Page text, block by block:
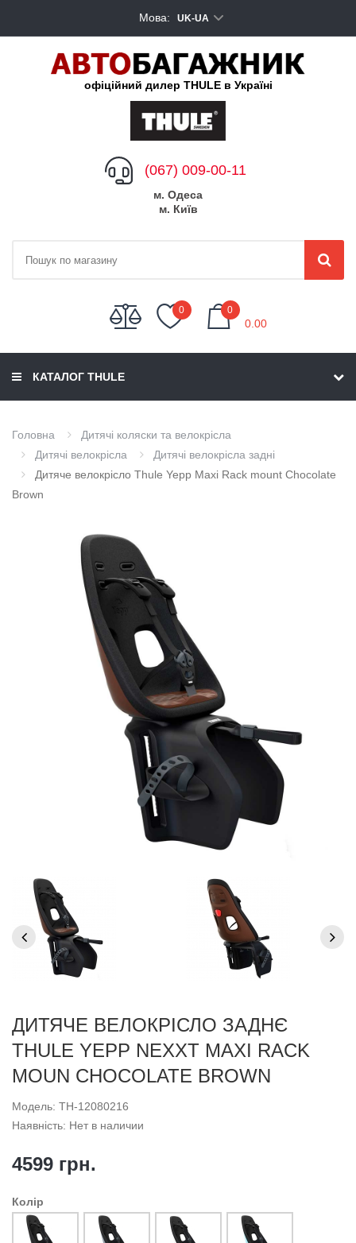
Мова: UK-UA
офіційний дилер THULE в Україні
(067) 009-00-11
м. Одеса
м. Київ
0 0
0.00
КАТАЛОГ THULE
Головна
Дитячі коляски та велокрісла
Дитячі велокрісла
Дитячі велокрісла задні
Дитяче велокрісло Thule Yepp Maxi Rack mount Chocolate
Brown
ДИТЯЧЕ ВЕЛОКРІСЛО ЗАДНЄ
THULE YEPP NEXXT MAXI RACK
MOUN CHOCOLATE BROWN
Модель: TH-12080216
Наявність: Нет в наличии
4599 грн.
Колір